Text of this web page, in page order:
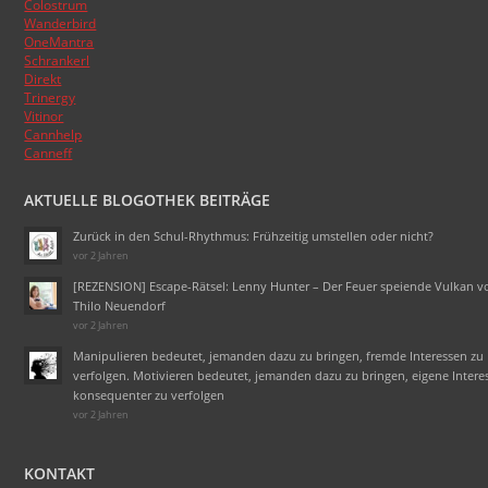
Colostrum
Wanderbird
OneMantra
Schrankerl
Direkt
Trinergy
Vitinor
Cannhelp
Canneff
AKTUELLE BLOGOTHEK BEITRÄGE
Zurück in den Schul-Rhythmus: Frühzeitig umstellen oder nicht?
vor 2 Jahren
[REZENSION] Escape-Rätsel: Lenny Hunter – Der Feuer speiende Vulkan
Thilo Neuendorf
vor 2 Jahren
Manipulieren bedeutet, jemanden dazu zu bringen, fremde Interessen zu
verfolgen. Motivieren bedeutet, jemanden dazu zu bringen, eigene
konsequenter zu verfolgen
vor 2 Jahren
KONTAKT